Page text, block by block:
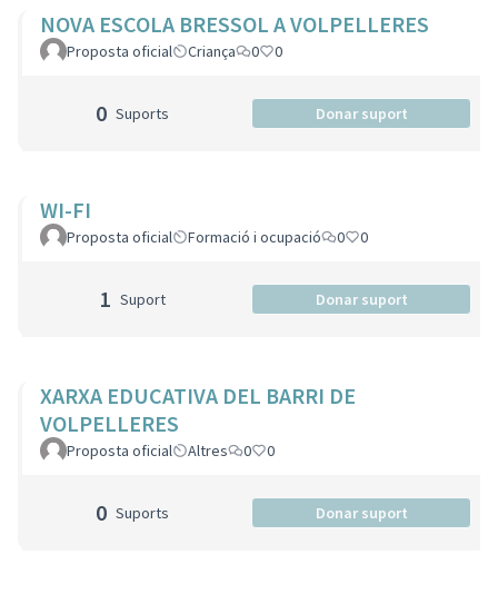
NOVA ESCOLA BRESSOL A VOLPELLERES
Proposta oficial Criança 0 0
0 Suports Donar suport
WI-FI
Proposta oficial Formació i ocupació 0 0
1 Suport Donar suport
XARXA EDUCATIVA DEL BARRI DE
VOLPELLERES
Proposta oficial Altres 0 0
0 Suports Donar suport